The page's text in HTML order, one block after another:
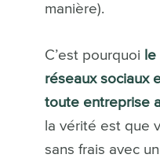
manière).
C’est pourquoi
réseaux sociaux
toute entreprise
la vérité est que
sans frais avec